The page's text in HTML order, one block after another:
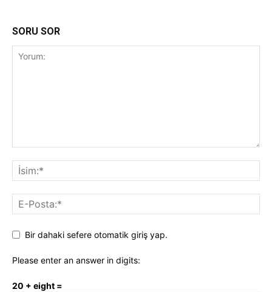
SORU SOR
Bir dahaki sefere otomatik giriş yap.
Please enter an answer in digits:
20 + eight =